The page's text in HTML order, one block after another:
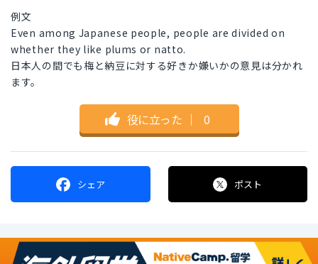
例文
Even among Japanese people, people are divided on
whether they like plums or natto.
日本人の間でも梅と納豆に対する好きか嫌いかの意見は分かれ
ます。
役に立った ｜ 0
シェア ポスト